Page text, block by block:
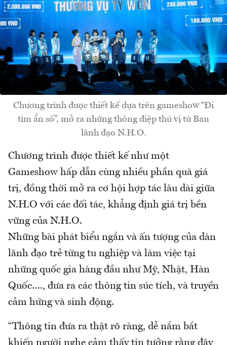
Chương trình được thiết kế dựa trên gameshow “Đi
tìm ẩn số”, mở ra những thông điệp thú vị từ Ban
lãnh đạo N.H.O.
Chương trình được thiết kế như một
Gameshow hấp dẫn cùng nhiều phần quà giá
trị, đồng thời mở ra cơ hội hợp tác lâu dài giữa
N.H.O với các đối tác, khẳng định giá trị bền
vững của N.H.O.
Những bài phát biểu ngắn và ấn tượng của dàn
lãnh đạo trẻ từng tu nghiệp và làm việc tại
những quốc gia hàng đầu như Mỹ, Nhật, Hàn
Quốc…., đưa ra các thông tin súc tích, và truyền
cảm hứng và sinh động.
“Thông tin đưa ra thật rõ ràng, dễ nắm bắt